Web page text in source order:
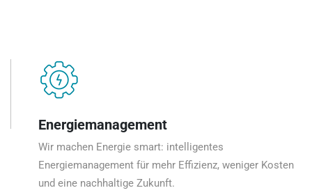
Energiemanagement
Wir machen Energie smart: intelligentes
Energiemanagement für mehr Effizienz, weniger Kosten
und eine nachhaltige Zukunft.